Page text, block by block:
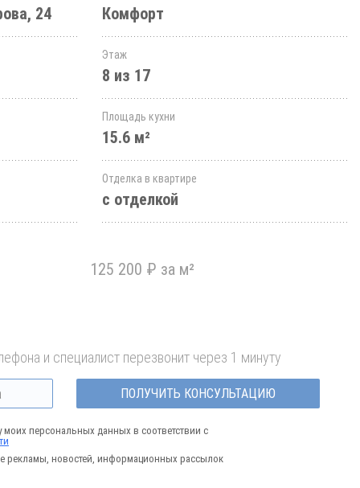
24 Комфорт
Этаж
8 из 17
Площадь кухни
15.6 м²
Отделка в квартире
с отделкой
125 200 ₽ за м²
и специалист перезвонит через 1 минуту
ПОЛУЧИТЬ КОНСУЛЬТАЦИЮ
моих персональных данных в соответствии с
рекламы, новостей, информационных рассылок